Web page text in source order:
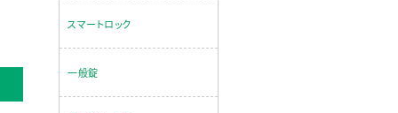
スマートロック
一般錠